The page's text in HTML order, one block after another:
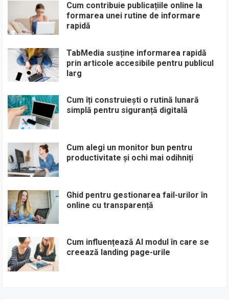
Cum contribuie publicațiile online la
formarea unei rutine de informare
rapidă
TabMedia susține informarea rapidă
prin articole accesibile pentru publicul
larg
Cum îți construiești o rutină lunară
simplă pentru siguranță digitală
Cum alegi un monitor bun pentru
productivitate și ochi mai odihniți
Ghid pentru gestionarea fail-urilor în
online cu transparență
Cum influențează AI modul în care se
creează landing page-urile